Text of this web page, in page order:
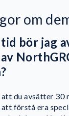
om
bör jag
du avsätter 30
förstå era